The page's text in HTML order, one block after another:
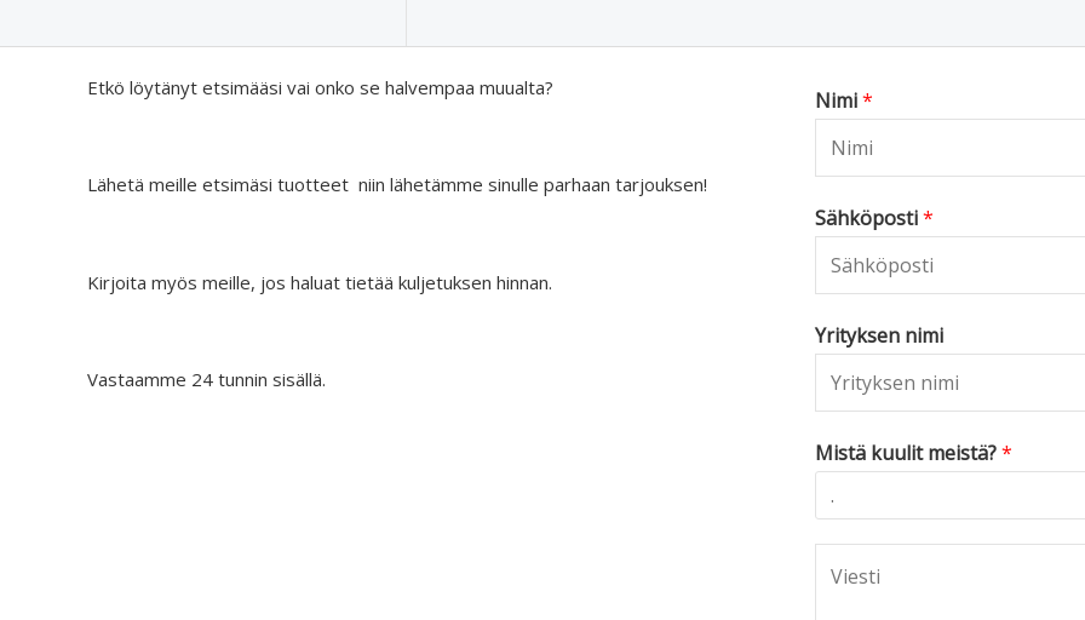
Etkö löytänyt etsimääsi vai onko se halvempaa muualta?
Lähetä meille etsimäsi tuotteet niin lähetämme sinulle parhaan tarjouksen!
Kirjoita myös meille, jos haluat tietää kuljetuksen hinnan.
Vastaamme 24 tunnin sisällä.
Nimi*
Sähköposti*
Yrityksen nimi
Mistä kuulit meistä?*